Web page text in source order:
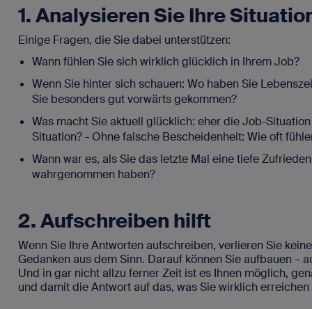
1. Analysieren Sie Ihre
Einige Fragen, die Sie dabei unterstützen:
Wann fühlen Sie sich wirklich glücklich in Ihrem Job?
Wenn Sie hinter sich schauen: Wo haben Sie
Sie besonders gut vorwärts gekommen?
Was macht Sie aktuell glücklich: eher die Job-
Situation? - Ohne falsche Bescheidenheit: Wie oft
Wann war es, als Sie das letzte Mal eine tiefe
wahrgenommen haben?
2. Aufschreiben hilft
Wenn Sie Ihre Antworten aufschreiben, verlieren Sie
Gedanken aus dem Sinn. Darauf können Sie aufbauen –
Und in gar nicht allzu ferner Zeit ist es Ihnen möglich,
und damit die Antwort auf das, was Sie wirklich erreichen